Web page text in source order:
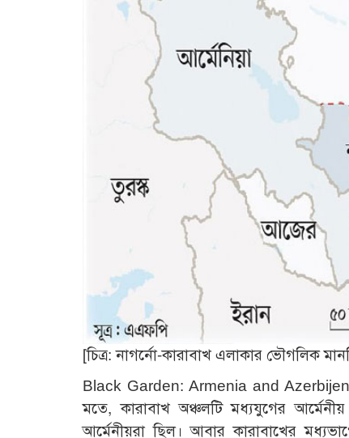
[চিত্র: নাগর্নো-কারাবাখ এলাকার ভৌগলিক
Black Garden: Armenia and
মতে, কারাবাখ অঞ্চলটি মধ্যযুগের
আর্মেনীয়রা ছিল। আবার কারাবাখের